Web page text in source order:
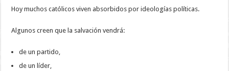
Hoy muchos católicos viven absorbidos por ideologías políticas.
Algunos creen que la salvación vendrá:
de un partido,
de un líder,